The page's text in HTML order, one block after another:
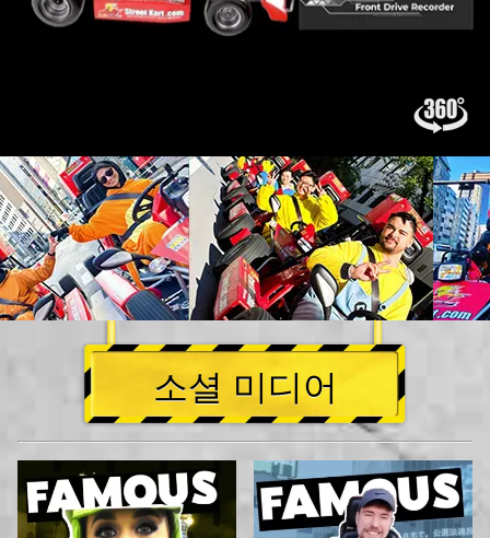
소셜 미디어